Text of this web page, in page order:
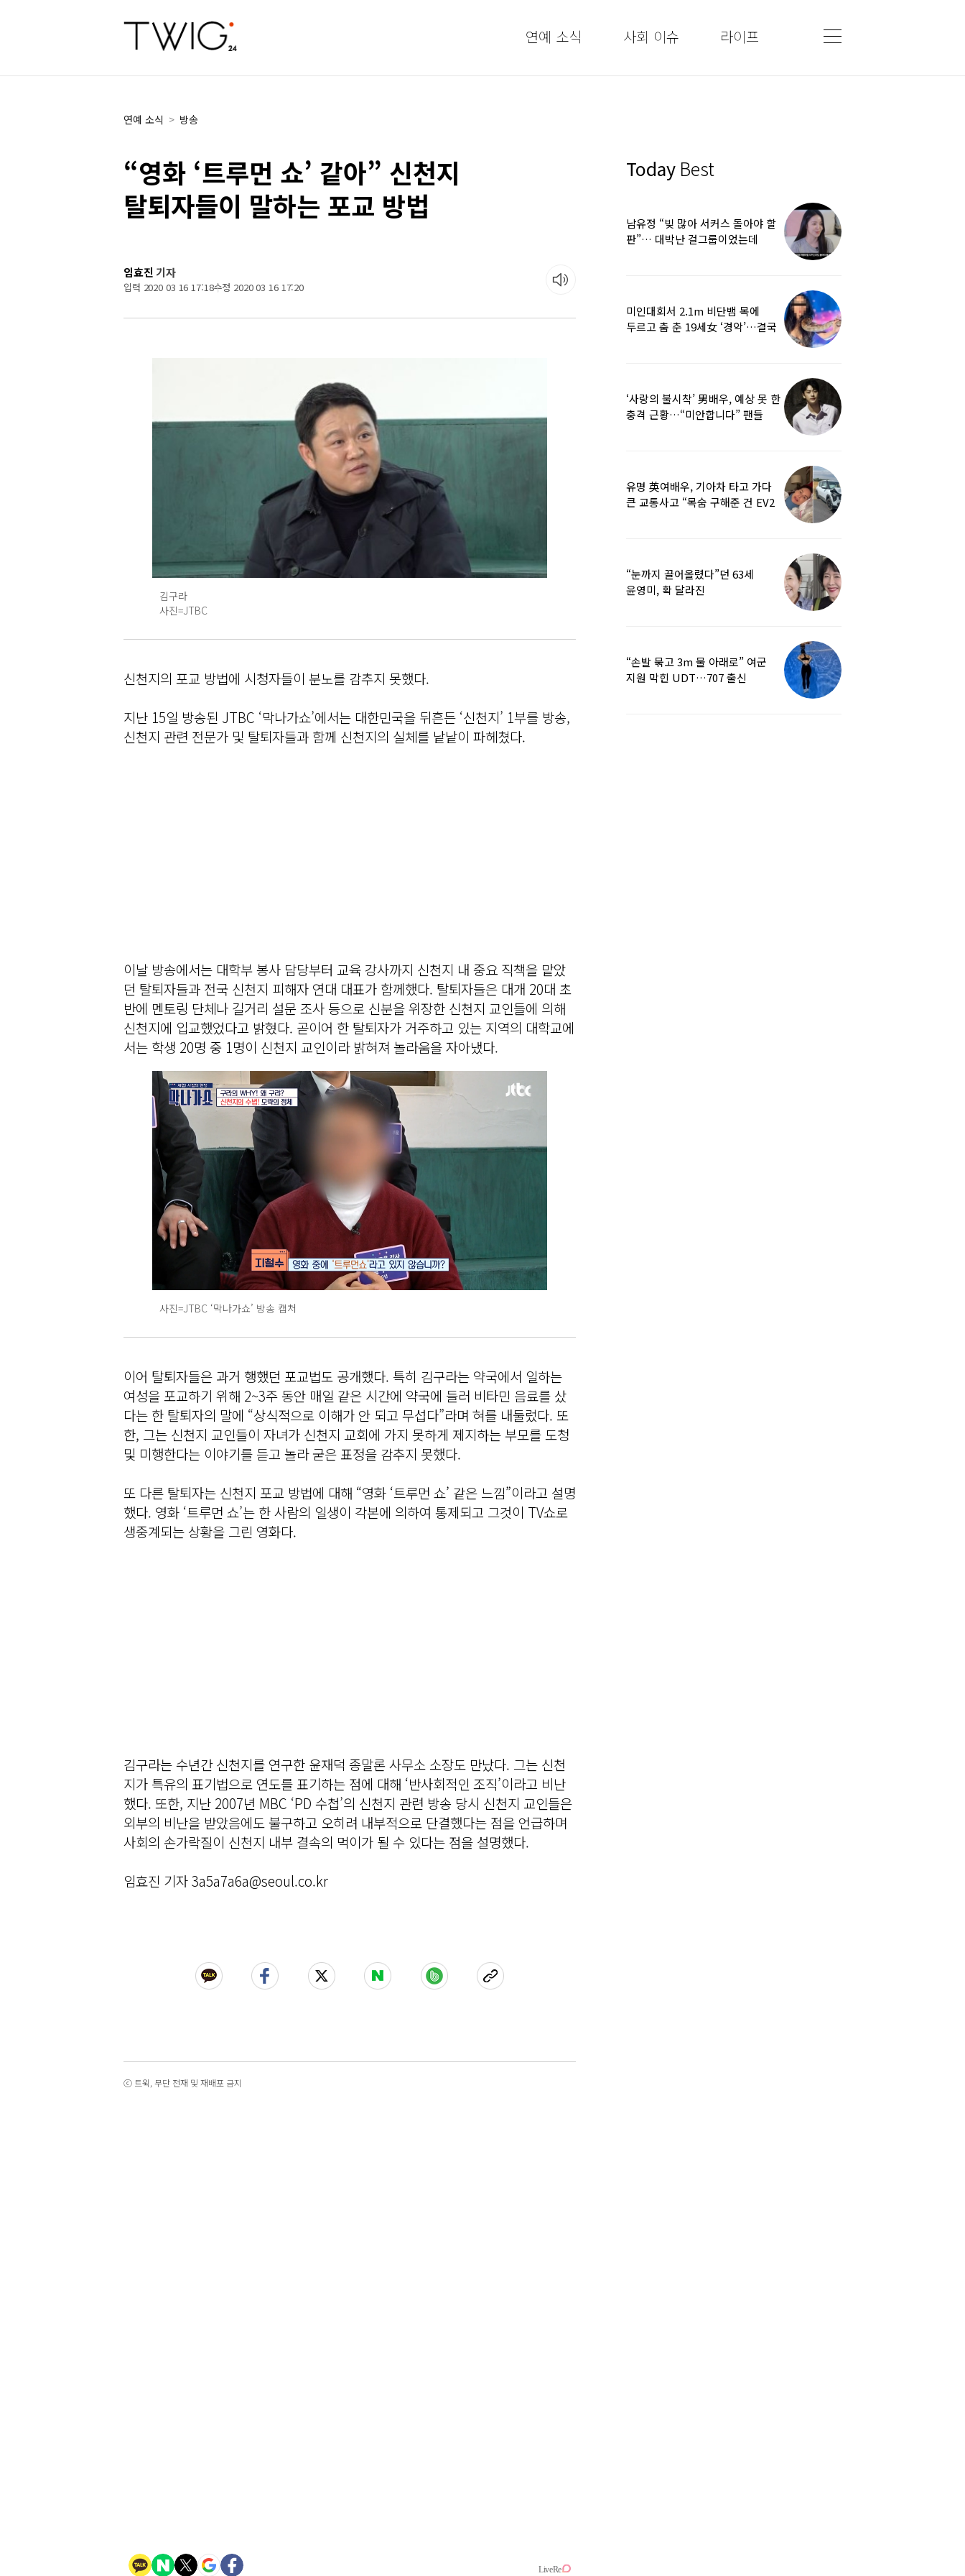
연예 소식 사회 이슈 라이프
연예 소식 > 방송
“영화 ‘트루먼 쇼’ 같아” 신천지
탈퇴자들이 말하는 포교 방법
임효진 기자
입력 2020 03 16 17:18수정 2020 03 16 17:20
김구라
사진=JTBC
신천지의 포교 방법에 시청자들이 분노를 감추지 못했다.
지난 15일 방송된 JTBC ‘막나가쇼’에서는 대한민국을 뒤흔든 ‘신천지’ 1부를 방송,
신천지 관련 전문가 및 탈퇴자들과 함께 신천지의 실체를 낱낱이 파헤쳤다.
이날 방송에서는 대학부 봉사 담당부터 교육 강사까지 신천지 내 중요 직책을 맡았
던 탈퇴자들과 전국 신천지 피해자 연대 대표가 함께했다. 탈퇴자들은 대개 20대 초
반에 멘토링 단체나 길거리 설문 조사 등으로 신분을 위장한 신천지 교인들에 의해
신천지에 입교했었다고 밝혔다. 곧이어 한 탈퇴자가 거주하고 있는 지역의 대학교에
서는 학생 20명 중 1명이 신천지 교인이라 밝혀져 놀라움을 자아냈다.
사진=JTBC ‘막나가쇼’ 방송 캡처
이어 탈퇴자들은 과거 행했던 포교법도 공개했다. 특히 김구라는 약국에서 일하는
여성을 포교하기 위해 2~3주 동안 매일 같은 시간에 약국에 들러 비타민 음료를 샀
다는 한 탈퇴자의 말에 “상식적으로 이해가 안 되고 무섭다”라며 혀를 내둘렀다. 또
한, 그는 신천지 교인들이 자녀가 신천지 교회에 가지 못하게 제지하는 부모를 도청
및 미행한다는 이야기를 듣고 놀라 굳은 표정을 감추지 못했다.
또 다른 탈퇴자는 신천지 포교 방법에 대해 “영화 ‘트루먼 쇼’ 같은 느낌”이라고 설명
했다. 영화 ‘트루먼 쇼’는 한 사람의 일생이 각본에 의하여 통제되고 그것이 TV쇼로
생중계되는 상황을 그린 영화다.
김구라는 수년간 신천지를 연구한 윤재덕 종말론 사무소 소장도 만났다. 그는 신천
지가 특유의 표기법으로 연도를 표기하는 점에 대해 ‘반사회적인 조직’이라고 비난
했다. 또한, 지난 2007년 MBC ‘PD 수첩’의 신천지 관련 방송 당시 신천지 교인들은
외부의 비난을 받았음에도 불구하고 오히려 내부적으로 단결했다는 점을 언급하며
사회의 손가락질이 신천지 내부 결속의 먹이가 될 수 있다는 점을 설명했다.
임효진 기자 3a5a7a6a@seoul.co.kr
ⓒ 트윅, 무단 전재 및 재배포 금지
Today Best
남유정 “빚 많아 서커스 돌아야 할
판”… 대박난 걸그룹이었는데
미인대회서 2.1m 비단뱀 목에
두르고 춤 춘 19세女 ‘경악’…결국
‘사랑의 불시착’ 男배우, 예상 못 한
충격 근황…“미안합니다” 팬들
유명 英여배우, 기아차 타고 가다
큰 교통사고 “목숨 구해준 건 EV2
“눈까지 끌어올렸다”던 63세
윤영미, 확 달라진
“손발 묶고 3m 물 아래로” 여군
지원 막힌 UDT…707 출신